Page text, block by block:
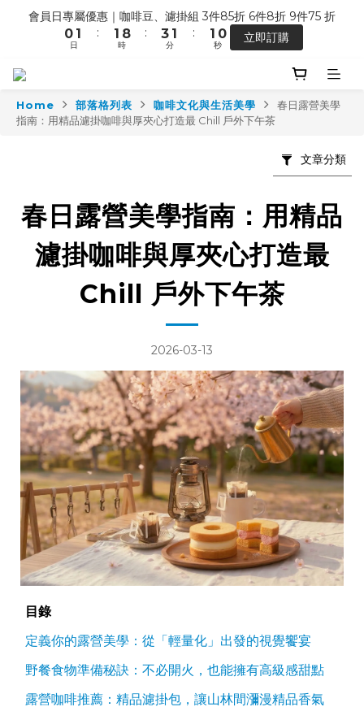
【馬年開運】電商單筆消費滿 $1,500，即贈「幸運小馬」
會員日專屬優惠｜咖啡豆、濾掛組 3件85折 6件8折 9件75 折
1
0
2
1
0
日
:
1
0
9
8
7
4
3
時
:
3
2
2
1
0
分
:
0 9
8
5
4
秒
立即訂購
4
3
2
8
7
2
1
0
5
4
3
07
6
1
0
7
6
5
2
1
5
4
3
0
4
3
2
8
7
2
1
0
Home 部落格列表 咖啡文化與生活美學
春日露營美學
指南：用精品濾掛咖啡與厚夾心打造最 Chill 戶外下午茶
文章分類
春日露營美學指南：用精品
濾掛咖啡與厚夾心打造最
Chill 戶外下午茶
2026-03-13
目錄
定義你的露營美學：從「輕量化」出發的視覺饗宴
野餐食物準備秘訣：不必開火，也能擁有高級感甜點
露營咖啡推薦：精品濾掛包，讓山林間瀰漫精品香氣